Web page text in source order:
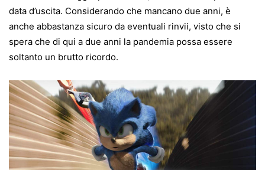
data d’uscita. Considerando che mancano due anni, è
anche abbastanza sicuro da eventuali rinvii, visto che si
spera che di qui a due anni la pandemia possa essere
soltanto un brutto ricordo.